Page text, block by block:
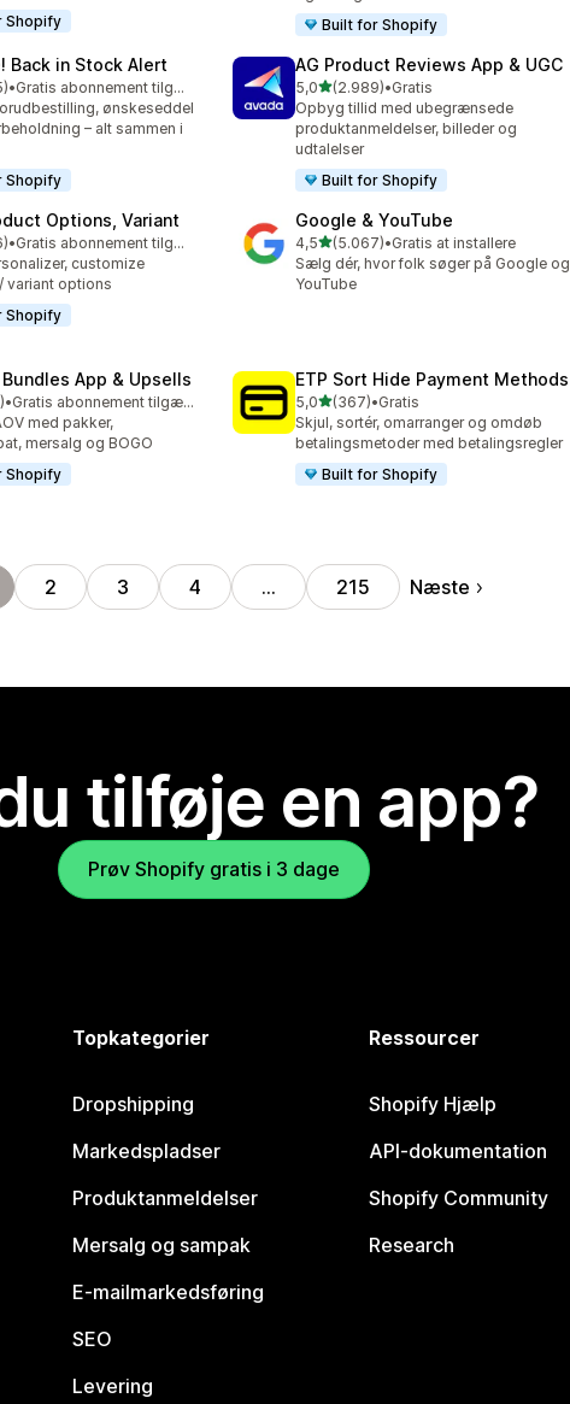
Shopify
Built for Shopify
Back in Stock Alert
i alt
•
Gratis abonnement tilgængeligt
ønskeseddel
– alt sammen i
Shopify
AG Product Reviews App & UGC
5,0ud af 5 stjerner
(2.989)
2989 anmeldelser i alt
•Gratis
Opbyg tillid med ubegrænsede
produktanmeldelser, billeder og
udtalelser
Built for Shopify
Options, Variant
i alt
•
Gratis abonnement tilgængeligt
customize
variant options
Shopify
Google & YouTube
4,5ud af 5 stjerner
(5.067)
5067 anmeldelser i alt
•Gratis at installere
Sælg dér, hvor folk søger på Google og
YouTube
App & Upsells
i alt
•
Gratis abonnement tilgængeligt
med pakker,
mersalg og BOGO
Shopify
ETP Sort Hide Payment Methods
5,0ud af 5 stjerner
(367)
367 anmeldelser i alt
•Gratis
Skjul, sortér, omarranger og omdøb
betalingsmetoder med betalingsregler
Built for Shopify
2 3 4 … 215 Næste
tilføje en app?
Prøv Shopify gratis i 3 dage
Topkategorier
Dropshipping
Markedspladser
Produktanmeldelser
Mersalg og sampak
E-mailmarkedsføring
SEO
Levering
Ressourcer
Shopify Hjælp
API-dokumentation
Shopify Community
Research